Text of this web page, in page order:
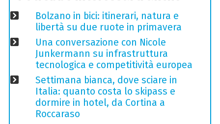
Bolzano in bici: itinerari, natura e
libertà su due ruote in primavera
Una conversazione con Nicole
Junkermann su infrastruttura
tecnologica e competitività europea
Settimana bianca, dove sciare in
Italia: quanto costa lo skipass e
dormire in hotel, da Cortina a
Roccaraso